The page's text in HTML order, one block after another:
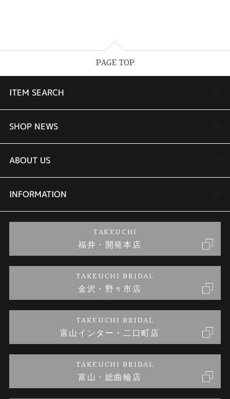
PAGE TOP
ITEM SEARCH
婚約指輪
結婚指輪
セットリング
婚約ネックレス
金・プラチナのお取引
SHOP NEWS
TAKEUCHI BRIDAL金沢本店情報
商品一覧
ブランドリスト
金澤指輪工房｜手作りペアリング
金澤指輪工房｜手作り結婚指輪 and 婚約指輪
金澤指輪工房｜手作り婚約指輪プロポーズプラン
ABOUT US
会社概要
お客様の声
INFORMATION
プライバシーポリシー
TAKEUCHI
福井・開発本店
TAKEUCHI BRIDAL
金沢・野々市店
TAKEUCHI BRIDAL
富山インター・二口町店
TAKEUCHI BRIDAL
富山・総曲輪店